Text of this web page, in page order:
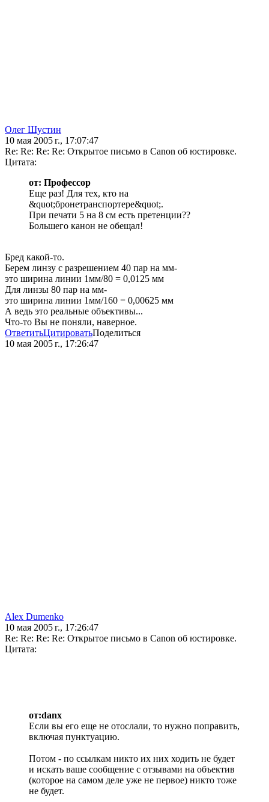
Олег Шустин
10 мая 2005 г., 17:07:47
Re: Re: Re: Re: Открытое письмо в Canon об юстировке.
Цитата:
от: Профессор
Еще раз! Для тех, кто на
&quot;бронетранспортере&quot;.
При печати 5 на 8 см есть претенции??
Большего канон не обещал!
Бред какой-то.
Берем линзу с разрешением 40 пар на мм-
это ширина линии 1мм/80 = 0,0125 мм
Для линзы 80 пар на мм-
это ширина линии 1мм/160 = 0,00625 мм
А ведь это реальные объективы...
Что-то Вы не поняли, наверное.
ОтветитьЦитироватьПоделиться
10 мая 2005 г., 17:26:47
Alex Dumenko
10 мая 2005 г., 17:26:47
Re: Re: Re: Re: Открытое письмо в Canon об юстировке.
Цитата:
от:danx
Если вы его еще не отослали, то нужно поправить,
включая пунктуацию.
Потом - по ссылкам никто их них ходить не будет
и искать ваше сообщение с отзывами на объектив
(которое на самом деле уже не первое) никто тоже
не будет.